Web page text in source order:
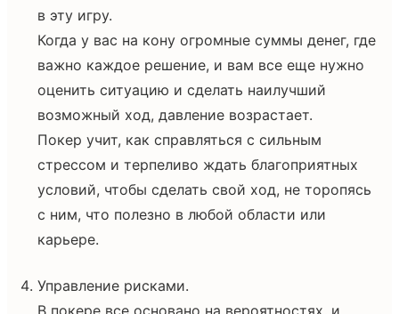
в эту игру.
Когда у вас на кону огромные суммы денег, где
важно каждое решение, и вам все еще нужно
оценить ситуацию и сделать наилучший
возможный ход, давление возрастает.
Покер учит, как справляться с сильным
стрессом и терпеливо ждать благоприятных
условий, чтобы сделать свой ход, не торопясь
с ним, что полезно в любой области или
карьере.
Управление рисками.
В покере все основано на вероятностях, и